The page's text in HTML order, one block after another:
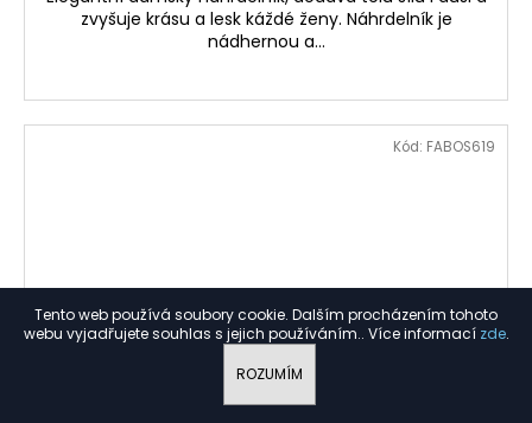
Tento web používá soubory cookie. Dalším procházením tohoto
webu vyjadřujete souhlas s jejich používáním.. Více informací zde.
ROZUMÍM
zvyšuje krásu a lesk káždé ženy. Náhrdelník je
nádhernou a...
Kód: FABOS619